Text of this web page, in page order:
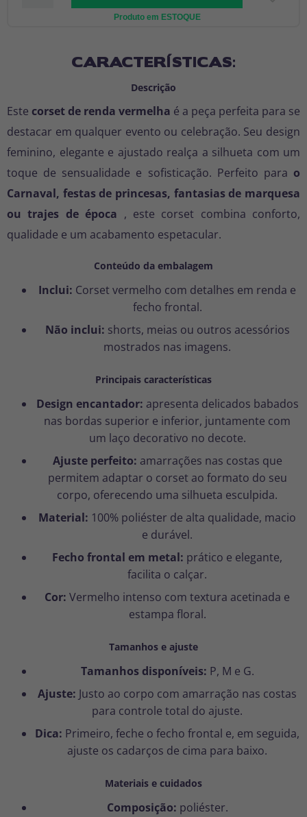
Produto em ESTOQUE
CARACTERÍSTICAS:
Descrição
Este corset de renda vermelha é a peça perfeita para se
destacar em qualquer evento ou celebração. Seu design
feminino, elegante e ajustado realça a silhueta com um
toque de sensualidade e sofisticação. Perfeito para o
Carnaval, festas de princesas, fantasias de marquesa
ou trajes de época , este corset combina conforto,
qualidade e um acabamento espetacular.
Conteúdo da embalagem
Inclui: Corset vermelho com detalhes em renda e
fecho frontal.
Não inclui: shorts, meias ou outros acessórios
mostrados nas imagens.
Principais características
Design encantador: apresenta delicados babados
nas bordas superior e inferior, juntamente com
um laço decorativo no decote.
Ajuste perfeito: amarrações nas costas que
permitem adaptar o corset ao formato do seu
corpo, oferecendo uma silhueta esculpida.
Material: 100% poliéster de alta qualidade, macio
e durável.
Fecho frontal em metal: prático e elegante,
facilita o calçar.
Cor: Vermelho intenso com textura acetinada e
estampa floral.
Tamanhos e ajuste
Tamanhos disponíveis: P, M e G.
Ajuste: Justo ao corpo com amarração nas costas
para controle total do ajuste.
Dica: Primeiro, feche o fecho frontal e, em seguida,
ajuste os cadarços de cima para baixo.
Materiais e cuidados
Composição: poliéster.